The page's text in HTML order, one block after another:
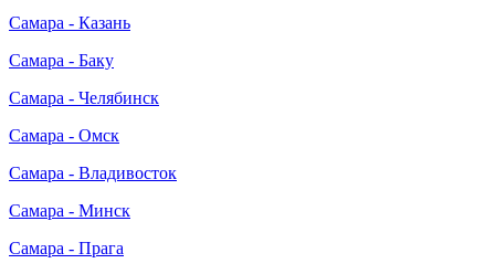
Самара - Казань
Самара - Баку
Самара - Челябинск
Самара - Омск
Самара - Владивосток
Самара - Минск
Самара - Прага